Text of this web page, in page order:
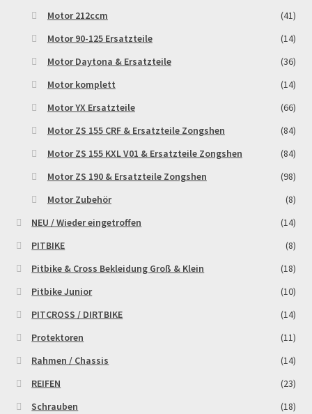
Motor 212ccm
(41)
Motor 90-125 Ersatzteile
(14)
Motor Daytona & Ersatzteile
(36)
Motor komplett
(14)
Motor YX Ersatzteile
(66)
Motor ZS 155 CRF & Ersatzteile Zongshen
(84)
Motor ZS 155 KXL V01 & Ersatzteile Zongshen
(84)
Motor ZS 190 & Ersatzteile Zongshen
(98)
Motor Zubehör
(8)
NEU / Wieder eingetroffen
(14)
PITBIKE
(8)
Pitbike & Cross Bekleidung Groß & Klein
(18)
Pitbike Junior
(10)
PITCROSS / DIRTBIKE
(14)
Protektoren
(11)
Rahmen / Chassis
(14)
REIFEN
(23)
Schrauben
(18)